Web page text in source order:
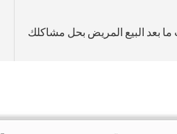
بعد البيع المريض بحل مشاكلك